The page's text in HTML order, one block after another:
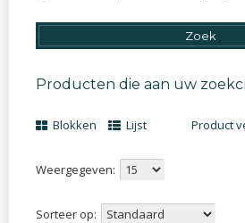
Producten die aan uw
Blokken Lijst Product
Weergegeven:
Sorteer op: